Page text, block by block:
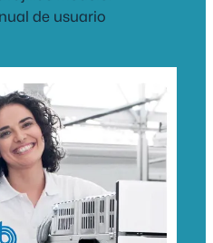
de usuario